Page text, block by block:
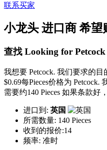
联系买家
小龙头 进口商 希望
查找 Looking for Petcock
我想要 Petcock. 我们要求的
$0.69每Pieces价格为
需要约140 Pieces 如果条款好
进口到: 英国
所需数量: 140 Pieces
收到的报价:14
频率: 准时